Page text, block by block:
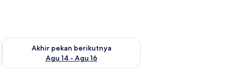
Agu 7 - Agu 9
Akhir pekan berikutnya
Agu 14 - Agu 16
Periksa ketersediaan untuk akhir pekan berikutnya Agu 14 -